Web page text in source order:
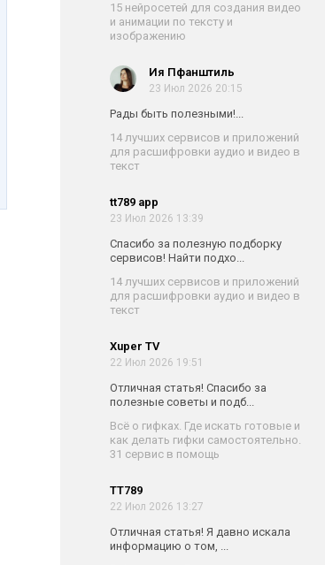
15 нейросетей для создания видео
и анимации по тексту и
изображению
Ия Пфанштиль
23 Июл 2026 20:15
Рады быть полезными!...
14 лучших сервисов и приложений
для расшифровки аудио и видео в
текст
tt789 app
23 Июл 2026 13:39
Спасибо за полезную подборку
сервисов! Найти подхо...
14 лучших сервисов и приложений
для расшифровки аудио и видео в
текст
Xuper TV
22 Июл 2026 19:51
Отличная статья! Спасибо за
полезные советы и подб...
Всё о гифках. Где искать готовые и
как делать гифки самостоятельно.
31 сервис в помощь
TT789
22 Июл 2026 13:27
Отличная статья! Я давно искала
информацию о том, ...